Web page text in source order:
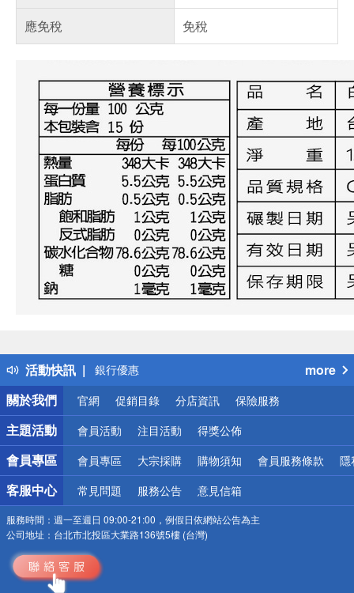
應免稅
免稅
活動快訊
偏遠地區配送
熱門話題
銀行優惠
偏遠地區配送
詐騙網頁！請小心！
more
關於我們
官網 促銷目錄 分店資訊 保險服務
主題活動 會員活動 注目活動 得獎公佈
會員專區 會員專區 大宗採購 購物須知 會員服務條款 隱
客服中心 常見問題 服務公告 意見信箱
服務時間： 週一至週日 09:00-21:00，例假日依網站公告為主
公司地址： 台北市北投區大業路136號5樓 (台灣)